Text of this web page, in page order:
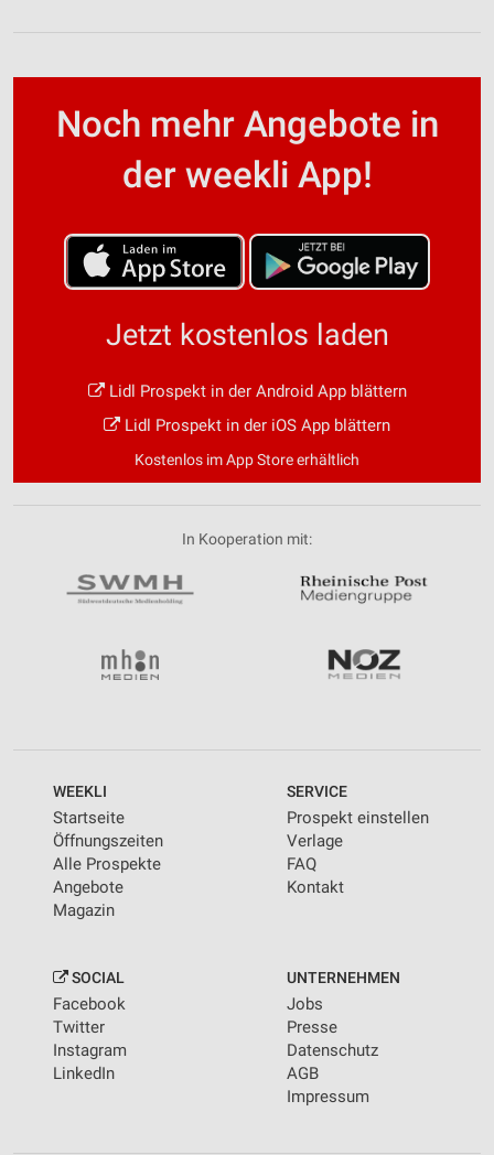
Noch mehr Angebote in
der weekli App!
Jetzt kostenlos laden
Lidl Prospekt in der Android App blättern
Lidl Prospekt in der iOS App blättern
Kostenlos im App Store erhältlich
In Kooperation mit:
WEEKLI
Startseite
Öffnungszeiten
Alle Prospekte
Angebote
Magazin
SERVICE
Prospekt einstellen
Verlage
FAQ
Kontakt
SOCIAL
Facebook
Twitter
Instagram
LinkedIn
UNTERNEHMEN
Jobs
Presse
Datenschutz
AGB
Impressum